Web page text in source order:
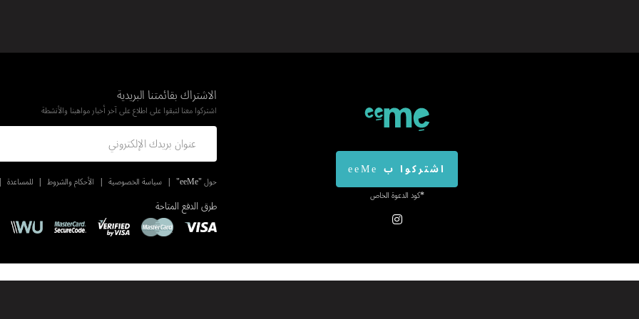
اشتركوا ب eeMe
*كود الدعوة الخاص
الاشتراك بقائمتنا البريدية
اشتركوا معنا لتبقوا على اطلاع على آخر أخبار مواهبنا والأنشطة
حول "eeMe" سياسة الخصوصية الأحكام والشروط للمساعدة
طرق الدفع المتاحة